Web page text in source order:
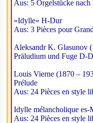
Aus: 5 Orgelstücke
»Idylle« H-Dur
Aus: 3 Pièces pour
Aleksandr K. Glasunov
Präludium und Fuge D-
Louis Vierne (1870 –
Prélude
Aus: 24 Pièces en style
Idylle mélancholique
Aus: 24 Pièces en style